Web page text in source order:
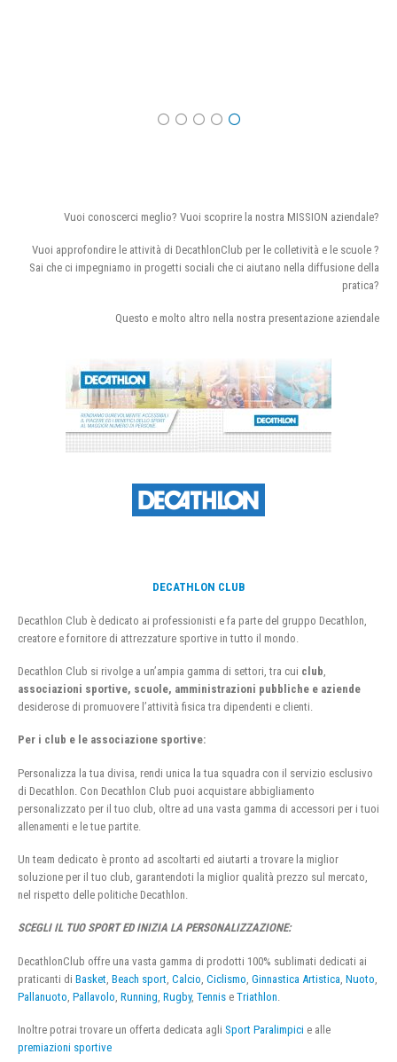
Vuoi conoscerci meglio? Vuoi scoprire la nostra MISSION aziendale?
Vuoi approfondire le attività di DecathlonClub per le colletività e le scuole ?
Sai che ci impegniamo in progetti sociali che ci aiutano nella diffusione della
pratica?
Questo e molto altro nella nostra presentazione aziendale
DECATHLON CLUB
Decathlon Club è dedicato ai professionisti e fa parte del gruppo Decathlon,
creatore e fornitore di attrezzature sportive in tutto il mondo.
Decathlon Club si rivolge a un’ampia gamma di settori, tra cui club
associazioni sportive, scuole, amministrazioni pubbliche e aziende
desiderose di promuovere l’attività fisica tra dipendenti e clienti.
Per i club e le associazione sportive:
Personalizza la tua divisa, rendi unica la tua squadra con il servizio esclusivo
di Decathlon. Con Decathlon Club puoi acquistare abbigliamento
personalizzato per il tuo club, oltre ad una vasta gamma di accessori per i tuoi
allenamenti e le tue partite.
Un team dedicato è pronto ad ascoltarti ed aiutarti a trovare la miglior
soluzione per il tuo club, garantendoti la miglior qualità prezzo sul mercato,
nel rispetto delle politiche Decathlon.
SCEGLI IL TUO SPORT ED INIZIA LA PERSONALIZZAZIONE:
DecathlonClub offre una vasta gamma di prodotti 100% sublimati dedicati ai
praticanti di Basket Beach sport Calcio Ciclismo Ginnastica Artistica Nuoto
Pallanuoto Pallavolo Running Rugby, Tennis e Triathlon
Inoltre potrai trovare un offerta dedicata agli Sport Paralimpici e alle
premiazioni sportive